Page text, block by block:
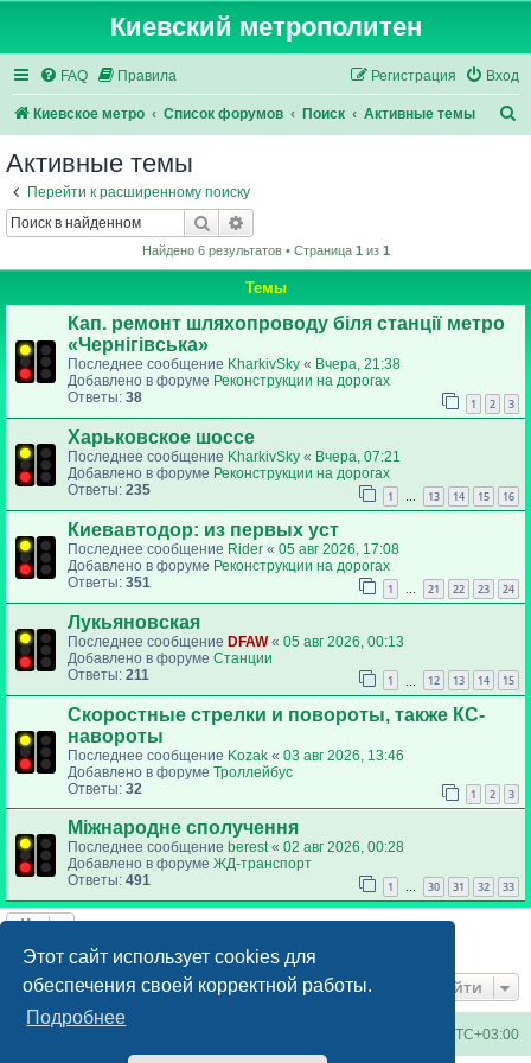
Этот сайт использует cookies для
обеспечения своей корректной работы.
Подробнее
Киевский метрополитен
FAQ Правила Вход
Регистрация
Киевское метро Список форумов Поиск Активные темы
Активные темы
Перейти к расширенному поиску
Поиск
Найдено 6 результатов • Страница 1из 1
Темы
Кап. ремонт шляхопроводу біля станції метро
«Чернігівська»
Последнее сообщение KharkivSky « Вчера, 21:38
Добавлено в форуме Реконструкции на дорогах
Ответы: 38 1 2 3
Харьковское шоссе
Последнее сообщение KharkivSky « Вчера, 07:21
Добавлено в форуме Реконструкции на дорогах
Ответы: 235 1 … 13 14 15 16
Киевавтодор: из первых уст
Последнее сообщение Rider « 05 авг 2026, 17:08
Добавлено в форуме Реконструкции на дорогах
Ответы: 351 1 21 22 23 24
Лукьяновская
Последнее сообщение DFAW« 05 авг 2026, 00:13
Добавлено в форуме Станции
Ответы: 211 1 12 13 14 15
Скоростные стрелки и повороты, также КС-
навороты
Последнее сообщение Kozak « 03 авг 2026, 13:46
Добавлено в форуме Троллейбус
Ответы: 32 1 2 3
Міжнародне сполучення
Последнее сообщение berest« 02 авг 2026, 00:28
Добавлено в форуме ЖД-транспорт
Ответы: 491 1 … 30 31 32 33
Найдено 6 результатов • Страница
Перейти
UTC+03:00